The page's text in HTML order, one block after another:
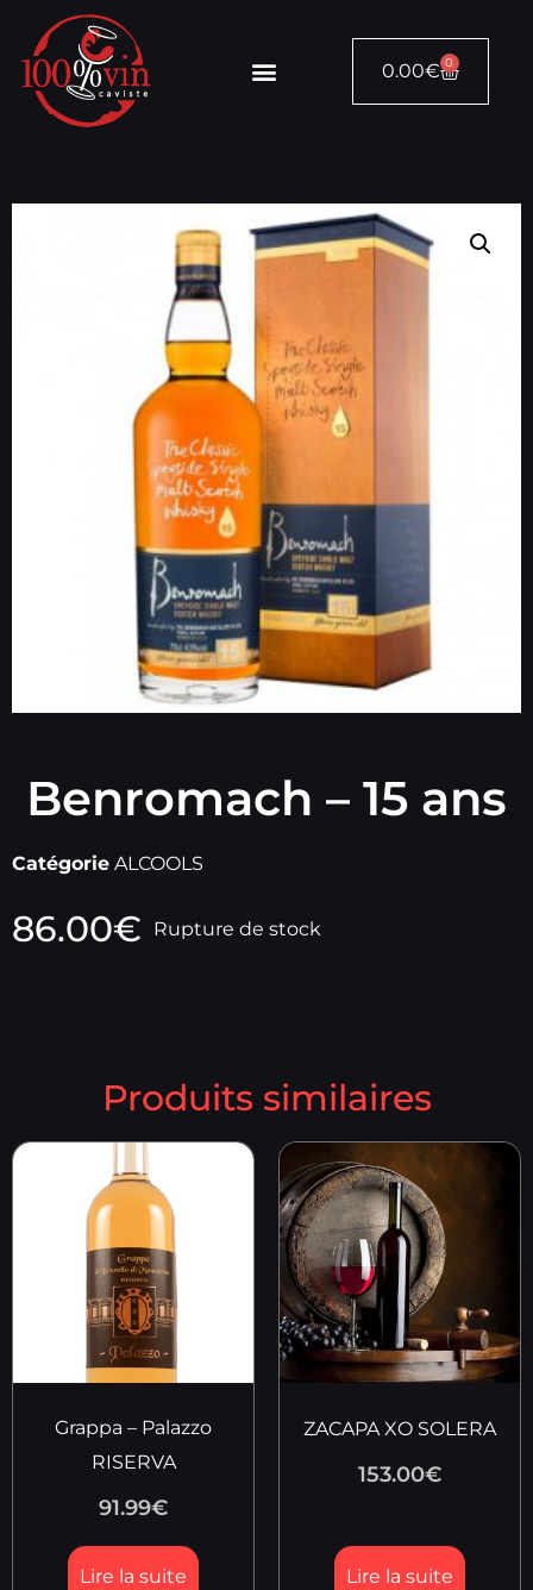
0.00€ 0
Benromach – 15 ans
Catégorie ALCOOLS
86.00€ Rupture de stock
Produits similaires
Grappa – Palazzo
RISERVA
91.99€
Lire la suite
ZACAPA XO SOLERA
153.00€
Lire la suite